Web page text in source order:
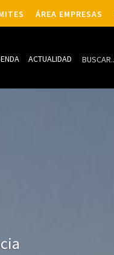
ÁREA EMPRESAS
ACTUALIDAD